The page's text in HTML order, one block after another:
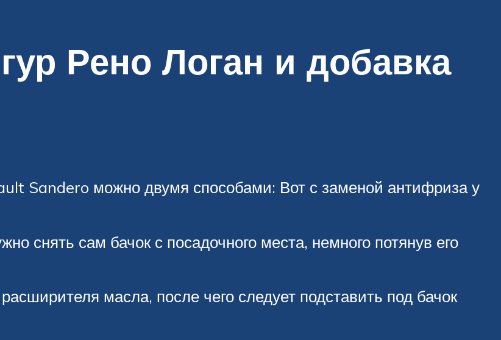
Рено Логан и добавка
Sandero можно двумя способами: Вот с заменой антифриза у
снять сам бачок с посадочного места, немного потянув его
масла, после чего следует подставить под бачок